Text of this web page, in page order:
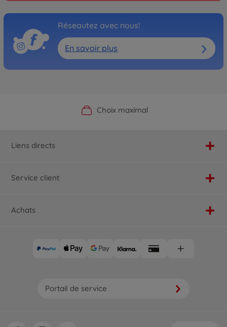
Réseautez avec nous!
En savoir plus
Boutique officielle du fabricant
Choix maximal
Service personnalisé
Livraison rapide
Liens directs
Service client
Achats
Portail de service